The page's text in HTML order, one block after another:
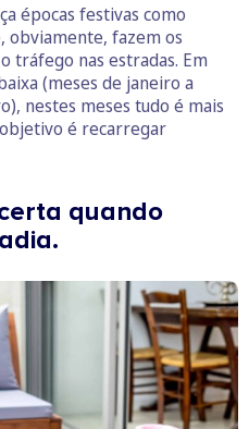
épocas festivas como
obviamente, fazem os
tráfego nas estradas. Em
(meses de janeiro a
nestes meses tudo é mais
é recarregar
quando